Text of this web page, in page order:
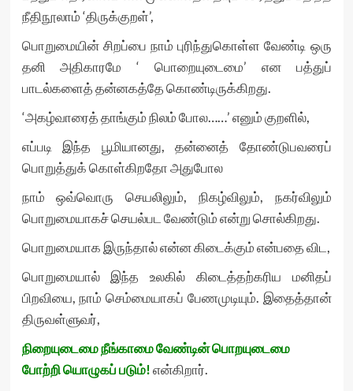
நீதிநூலாம் ‘திருக்குறள்’,
பொறுமையின் சிறப்பை நாம் புரிந்துகொள்ள வேண்டி ஒரு
தனி அதிகாரமே ‘ பொறையுடைமை’ என பத்துப்
பாடல்களைத் தன்னகத்தே கொண்டிருக்கிறது.
‘அகழ்வாரைத் தாங்கும் நிலம் போல……’ எனும் குறளில்,
எப்படி இந்த பூமியானது, தன்னைத் தோண்டுபவரைப்
பொறுத்துக் கொள்கிறதோ அதுபோல
நாம் ஒவ்வொரு செயலிலும், நிகழ்விலும், நகர்விலும்
பொறுமையாகச் செயல்பட வேண்டும் என்று சொல்கிறது.
பொறுமையாக இருந்தால் என்ன கிடைக்கும் என்பதை விட,
பொறுமையால் இந்த உலகில் கிடைத்தற்கரிய மனிதப்
பிறவியை, நாம் செம்மையாகப் பேணமுடியும். இதைத்தான்
திருவள்ளுவர்,
நிறையுடைமை நீங்காமை வேண்டின் பொறயுடைமை
போற்றி யொழுகப் படும்!என்கிறார்.